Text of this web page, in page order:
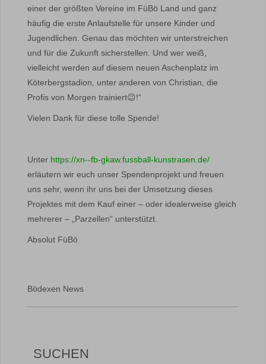
einer der größten Vereine im FüBö Land und ganz
häufig die erste Anlaufstelle für unsere Kinder und
Jugendlichen. Genau das möchten wir unterstreichen
und für die Zukunft sicherstellen. Und wer weiß,
vielleicht werden auf diesem neuen Aschenplatz im
Köterbergstadion, unter anderen von Christian, die
Profis von Morgen trainiert😉!“
Vielen Dank für diese tolle Spende!
Unter https://xn--fb-gkaw.fussball-kunstrasen.de/
erläutern wir euch unser Spendenprojekt und freuen
uns sehr, wenn ihr uns bei der Umsetzung dieses
Projektes mit dem Kauf einer – oder idealerweise gleich
mehrerer – „Parzellen“ unterstützt.
Absolut FüBö
Bödexen News
SUCHEN